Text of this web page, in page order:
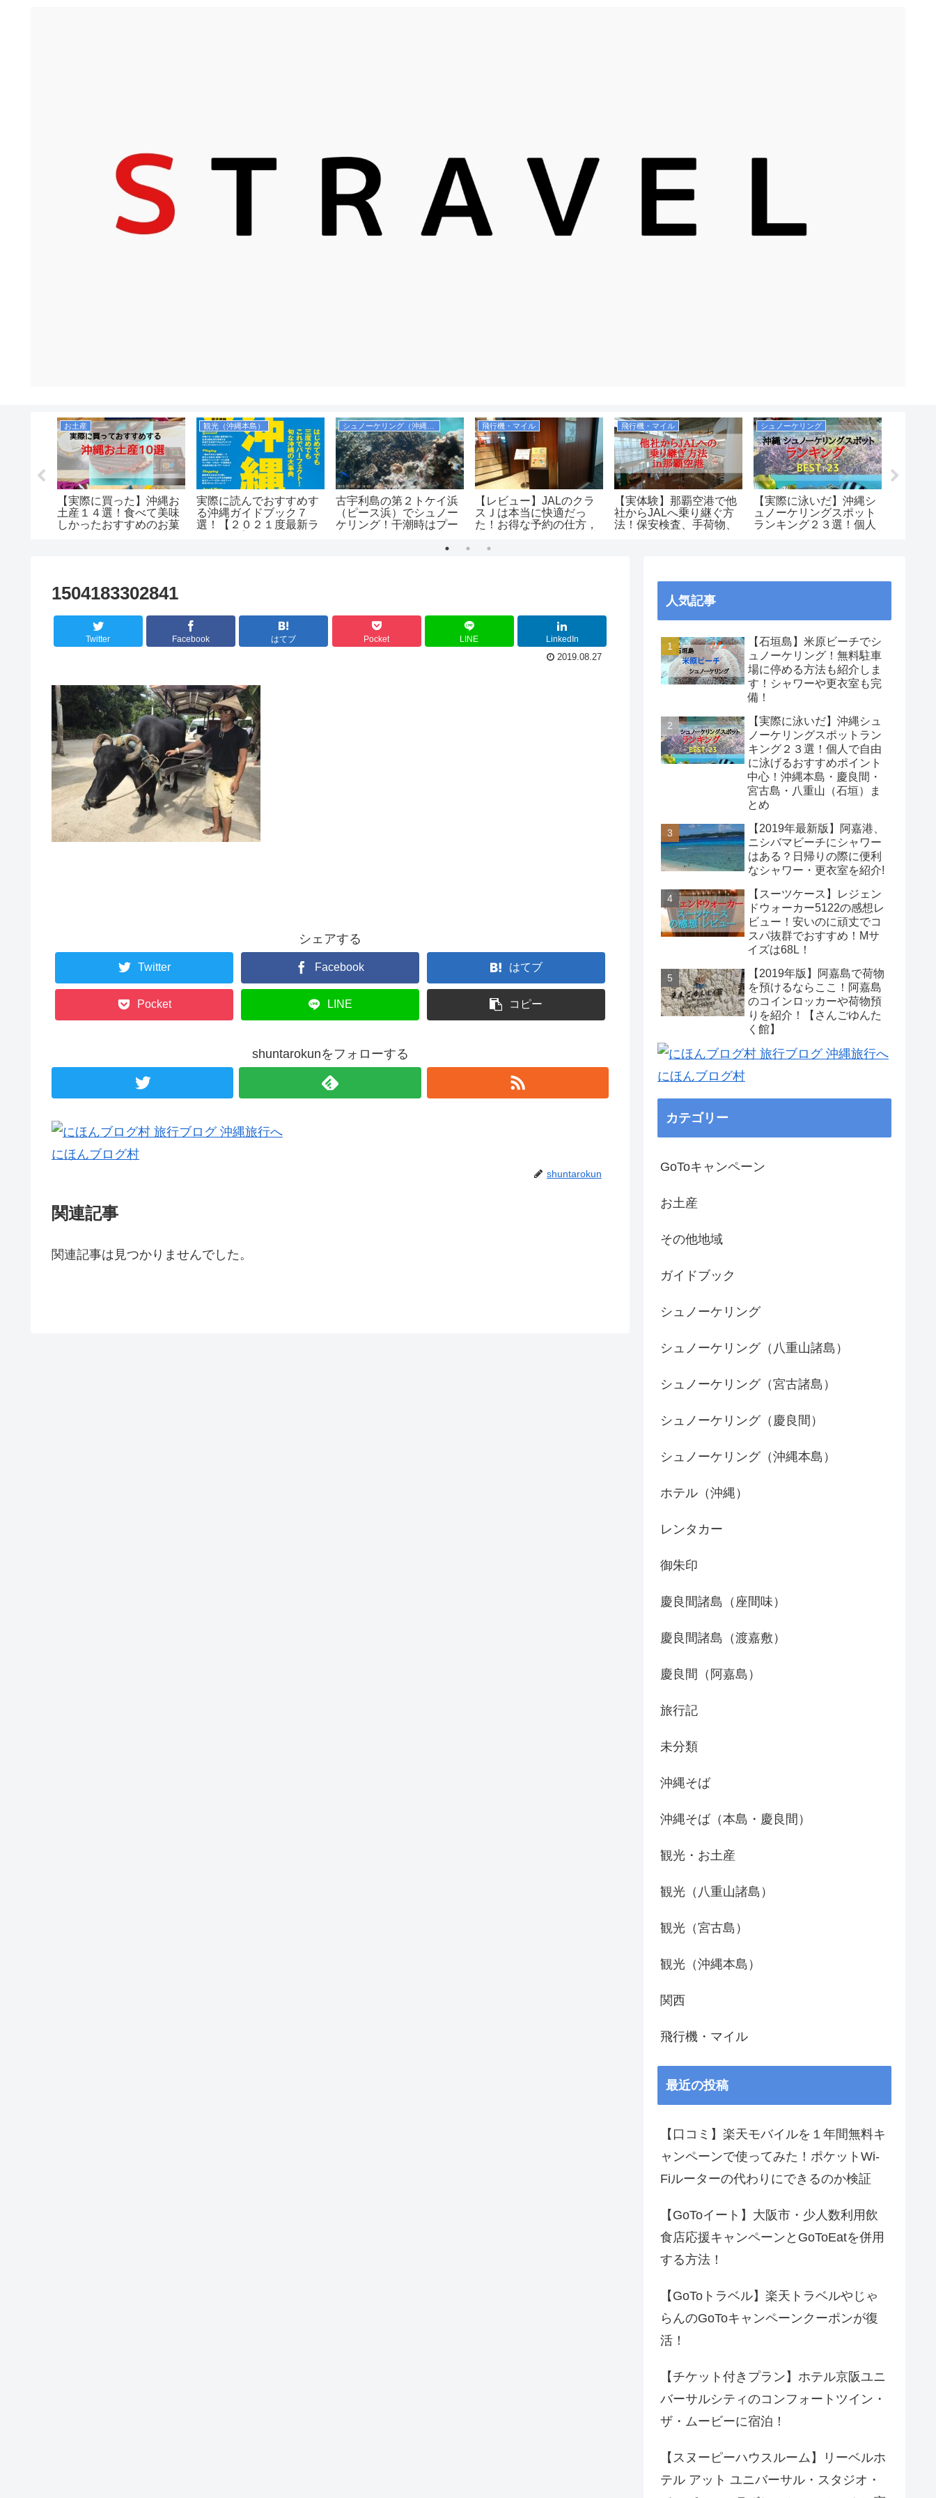
お土産
【実際に買った】沖縄お
土産１４選！食べて美味
しかったおすすめのお菓
観光（沖縄本島）
実際に読んでおすすめす
る沖縄ガイドブック７
選！【２０２１度最新ラ
古宇利島の第２トケイ浜
（ピース浜）でシュノー
ケリング！干潮時はプー
飛行機・マイル
【レビュー】JALのクラ
スＪは本当に快適だっ
た！お得な予約の仕方，
の有無等を解説！
飛行機・マイル
【実体験】那覇空港で他
社からJALへ乗り継ぐ方
法！保安検査、手荷物、
シュノーケリング
【実際に泳いだ】沖縄シ
ュノーケリングスポット
ランキング２３選！個人
1504183302841
Twitter Facebook はてブ Pocket LINE
LinkedIn
2019.08.27
シェアする
Twitter Facebook はてブ
Pocket LINE コピー
shuntarokunをフォローする
にほんブログ村
shuntarokun
関連記事
関連記事は見つかりませんでした。
人気記事
【石垣島】米原ビーチでシ
ュノーケリング！無料駐車
場に停める方法も紹介しま
す！シャワーや更衣室も完
備！
【実際に泳いだ】沖縄シュ
ノーケリングスポットラン
キング２３選！個人で自由
に泳げるおすすめポイント
中心！沖縄本島・慶良間・
宮古島・八重山（石垣）ま
とめ
【2019年最新版】阿嘉港、
ニシバマビーチにシャワー
はある？日帰りの際に便利
なシャワー・更衣室を紹介!
【スーツケース】レジェン
ドウォーカー5122の感想レ
ビュー！安いのに頑丈でコ
スパ抜群でおすすめ！Mサ
イズは68L！
【2019年版】阿嘉島で荷物
を預けるならここ！阿嘉島
のコインロッカーや荷物預
りを紹介！【さんごゆんた
く館】
にほんブログ村
カテゴリー
GoToキャンペーン
お土産
その他地域
ガイドブック
シュノーケリング
シュノーケリング（八重山諸島）
シュノーケリング（宮古諸島）
シュノーケリング（慶良間）
シュノーケリング（沖縄本島）
ホテル（沖縄）
レンタカー
御朱印
慶良間諸島（座間味）
慶良間諸島（渡嘉敷）
慶良間（阿嘉島）
旅行記
未分類
沖縄そば
沖縄そば（本島・慶良間）
観光・お土産
観光（八重山諸島）
観光（宮古島）
観光（沖縄本島）
関西
飛行機・マイル
最近の投稿
【口コミ】楽天モバイルを１年間無料キ
ャンペーンで使ってみた！ポケットWi-
Fiルーターの代わりにできるのか検証
【GoToイート】大阪市・少人数利用飲
食店応援キャンペーンとGoToEatを併用
する方法！
【GoToトラベル】楽天トラベルやじゃ
らんのGoToキャンペーンクーポンが復
活！
【チケット付きプラン】ホテル京阪ユニ
バーサルシティのコンフォートツイン・
ザ・ムービーに宿泊！
【スヌーピーハウスルーム】リーベルホ
テル アット ユニバーサル・スタジオ・